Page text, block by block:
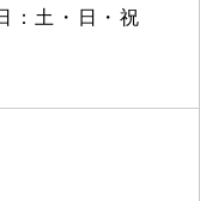
：土・日・祝